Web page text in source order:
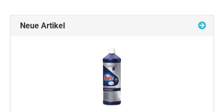
Neue Artikel